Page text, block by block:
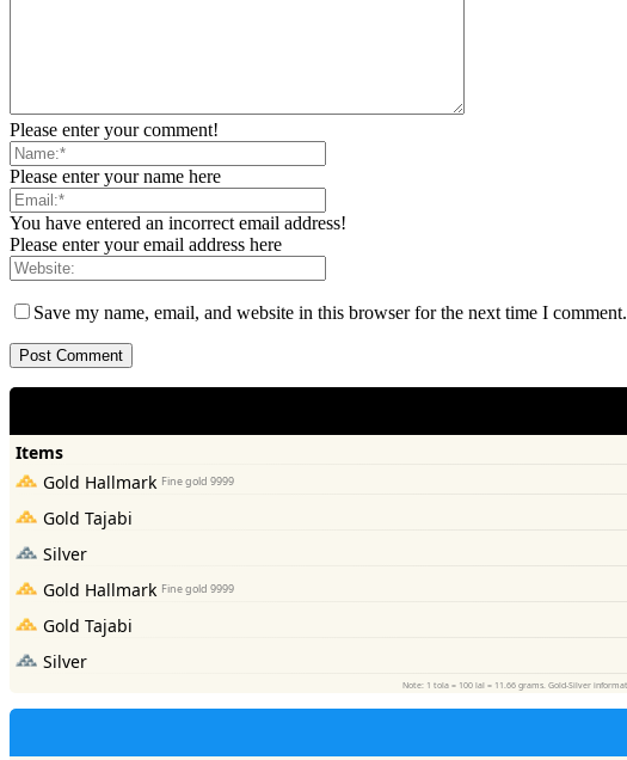
Please enter your comment!
Please enter your name here
You have entered an incorrect email address!
Please enter your email address here
Save my name, email, and website in this browser for the next time I comment.